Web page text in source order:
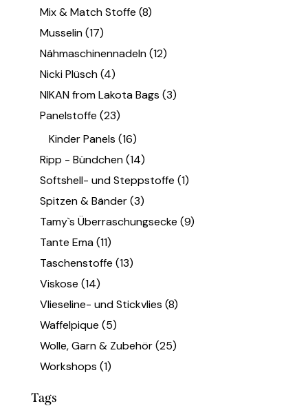
Mix & Match Stoffe (8)
Musselin (17)
Nähmaschinennadeln (12)
Nicki Plüsch (4)
NIKAN from Lakota Bags (3)
Panelstoffe (23)
Kinder Panels (16)
Ripp - Bündchen (14)
Softshell- und Steppstoffe (1)
Spitzen & Bänder (3)
Tamy`s Überraschungsecke (9)
Tante Ema (11)
Taschenstoffe (13)
Viskose (14)
Vlieseline- und Stickvlies (8)
Waffelpique (5)
Wolle, Garn & Zubehör (25)
Workshops (1)
Tags